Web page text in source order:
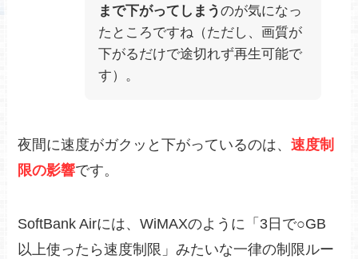
まで下がってしまうのが気になっ
たところですね（ただし、画質が
下がるだけで途切れず再生可能で
す）。
夜間に速度がガクッと下がっているのは、速度制
限の影響です。
SoftBank Airには、WiMAXのように「3日で○GB
以上使ったら速度制限」みたいな一律の制限ルー